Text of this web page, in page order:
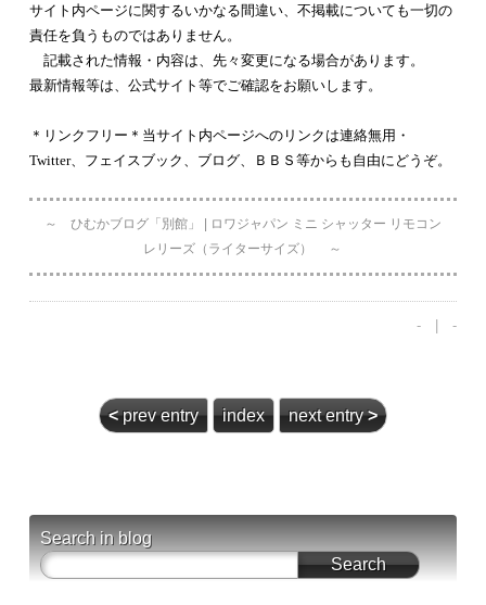
サイト内ページに関するいかなる間違い、不掲載についても一切の
責任を負うものではありません。
記載された情報・内容は、先々変更になる場合があります。
最新情報等は、公式サイト等でご確認をお願いします。
＊リンクフリー＊当サイト内ページへのリンクは連絡無用・
Twitter、フェイスブック、ブログ、ＢＢＳ等からも自由にどうぞ。
～ ひむかブログ「別館」 | ロワジャパン ミニ シャッター リモコン
レリーズ（ライターサイズ） ～
- | -
<prev entry index next entry>
Search in blog